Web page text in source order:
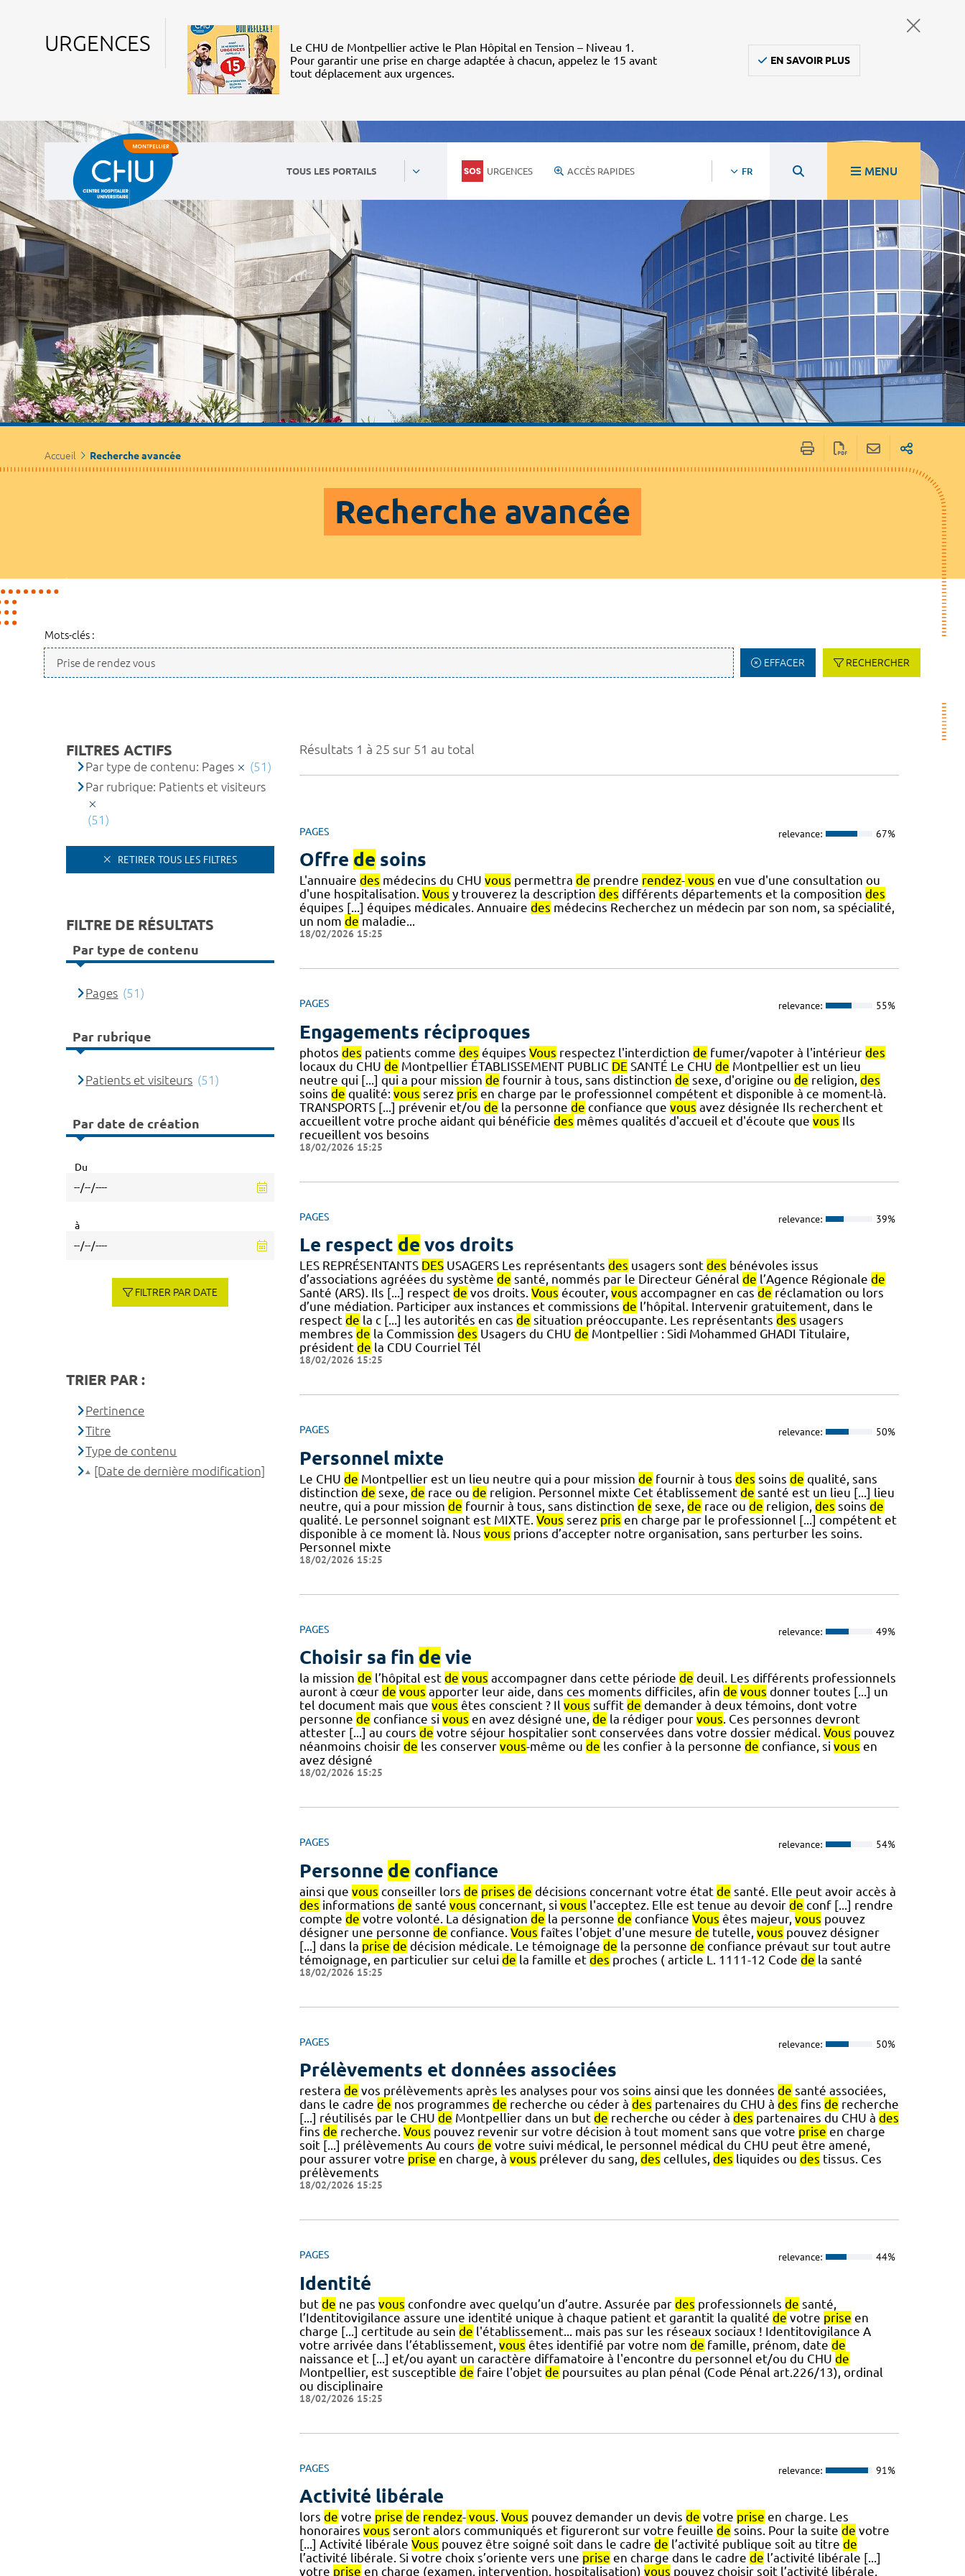
URGENCES
Le CHU de Montpellier active le Plan Hôpital en Tension – Niveau 1.
Pour garantir une prise en charge adaptée à chacun, appelez le 15 avant
tout déplacement aux urgences.
EN SAVOIR PLUS
TOUS LES PORTAILS URGENCES ACCÈS RAPIDES FR MENU
Accueil Recherche avancée
Recherche avancée
Mots-clés :
EFFACER RECHERCHER
Résultats 1 à 25 sur 51 au total
PAGES relevance: 67%
Offre de soins
L'annuaire des médecins du CHU vous permettra de prendre rendez- vous en vue d'une consultation ou
d'une hospitalisation. Vous y trouverez la description des différents départements et la composition des
équipes [...] équipes médicales. Annuaire des médecins Recherchez un médecin par son nom, sa spécialité,
un nom de maladie...
18/02/2026 15:25
PAGES relevance: 55%
Engagements réciproques
photos des patients comme des équipes Vous respectez l'interdiction de fumer/vapoter à l'intérieur des
locaux du CHU de Montpellier ÉTABLISSEMENT PUBLIC DE SANTÉ Le CHU de Montpellier est un lieu
neutre qui [...] qui a pour mission de fournir à tous, sans distinction de sexe, d'origine ou de religion, des
soins de qualité: vous serez pris en charge par le professionnel compétent et disponible à ce moment-là.
TRANSPORTS [...] prévenir et/ou de la personne de confiance que vous avez désignée Ils recherchent et
accueillent votre proche aidant qui bénéficie des mêmes qualités d'accueil et d'écoute que vous Ils
recueillent vos besoins
18/02/2026 15:25
PAGES relevance: 39%
Le respect de vos droits
LES REPRÉSENTANTS DESUSAGERS Les représentants des usagers sont des bénévoles issus
d’associations agréées du système de santé, nommés par le Directeur Général de l’Agence Régionale de
Santé (ARS). Ils [...] respect de vos droits. Vous écouter, vous accompagner en cas de réclamation ou lors
d’une médiation. Participer aux instances et commissions de l’hôpital. Intervenir gratuitement, dans le
respect de la c [...] les autorités en cas de situation préoccupante. Les représentants des usagers
membres de la Commission des Usagers du CHU de Montpellier : Sidi Mohammed GHADI Titulaire,
président de la CDU Courriel Tél
18/02/2026 15:25
PAGES relevance: 50%
Personnel mixte
Le CHU de Montpellier est un lieu neutre qui a pour mission de fournir à tous des soins de qualité, sans
distinction de sexe, de race ou de religion. Personnel mixte Cet établissement de santé est un lieu [...] lieu
neutre, qui a pour mission de fournir à tous, sans distinction de sexe, de race ou de religion, des soins de
qualité. Le personnel soignant est MIXTE. Vous serez pris en charge par le professionnel [...] compétent et
disponible à ce moment là. Nous vous prions d’accepter notre organisation, sans perturber les soins.
Personnel mixte
18/02/2026 15:25
PAGES relevance: 49%
Choisir sa fin de vie
la mission de l’hôpital est de vous accompagner dans cette période de deuil. Les différents professionnels
auront à cœur de vous apporter leur aide, dans ces moments difficiles, afin de vous donner toutes [...] un
tel document mais que vous êtes conscient ? Il vous suffit de demander à deux témoins, dont votre
personne de confiance si vous en avez désigné une, de la rédiger pour vous. Ces personnes devront
attester [...] au cours de votre séjour hospitalier sont conservées dans votre dossier médical. Vous pouvez
néanmoins choisir de les conserver vous-même ou de les confier à la personne de confiance, si vous en
avez désigné
18/02/2026 15:25
PAGES relevance: 54%
Personne de confiance
ainsi que vous conseiller lors de prises de décisions concernant votre état de santé. Elle peut avoir accès à
des informations de santé vous concernant, si vous l'acceptez. Elle est tenue au devoir de conf [...] rendre
compte de votre volonté. La désignation de la personne de confiance Vous êtes majeur, vous pouvez
désigner une personne de confiance. Vous faîtes l'objet d'une mesure de tutelle, vous pouvez désigner
[...] dans la prise de décision médicale. Le témoignage de la personne de confiance prévaut sur tout autre
témoignage, en particulier sur celui de la famille et des proches ( article L. 1111-12 Code de la santé
18/02/2026 15:25
PAGES relevance: 50%
Prélèvements et données associées
restera de vos prélèvements après les analyses pour vos soins ainsi que les données de santé associées,
dans le cadre de nos programmes de recherche ou céder à des partenaires du CHU à des fins de recherche
[...] réutilisés par le CHU de Montpellier dans un but de recherche ou céder à des partenaires du CHU à des
fins de recherche. Vous pouvez revenir sur votre décision à tout moment sans que votre prise en charge
soit [...] prélèvements Au cours de votre suivi médical, le personnel médical du CHU peut être amené,
pour assurer votre prise en charge, à vous prélever du sang, des cellules, des liquides ou des tissus. Ces
prélèvements
18/02/2026 15:25
PAGES relevance: 44%
Identité
but de ne pas vous confondre avec quelqu’un d’autre. Assurée par des professionnels de santé,
l’Identitovigilance assure une identité unique à chaque patient et garantit la qualité de votre prise en
charge [...] certitude au sein de l'établissement... mais pas sur les réseaux sociaux ! Identitovigilance A
votre arrivée dans l’établissement, vous êtes identifié par votre nom de famille, prénom, date de
naissance et [...] et/ou ayant un caractère diffamatoire à l'encontre du personnel et/ou du CHU de
Montpellier, est susceptible de faire l'objet de poursuites au plan pénal (Code Pénal art.226/13), ordinal
ou disciplinaire
18/02/2026 15:25
PAGES relevance: 91%
Activité libérale
lors de votre prise de rendez- vous. Vous pouvez demander un devis de votre prise en charge. Les
honoraires vous seront alors communiqués et figureront sur votre feuille de soins. Pour la suite de votre
[...] Activité libérale Vous pouvez être soigné soit dans le cadre de l’activité publique soit au titre de
l’activité libérale. Si votre choix s’oriente vers une prise en charge dans le cadre de l’activité libérale [...]
votre prise en charge (examen, intervention, hospitalisation) vous pouvez choisir soit l’activité libérale,
FILTRES ACTIFS
Par type de contenu: Pages
(51)
Par rubrique: Patients et visiteurs
(51)
RETIRER TOUS LES FILTRES
FILTRE DE RÉSULTATS
Par type de contenu
Pages (51)
Par rubrique
Patients et visiteurs (51)
Par date de création
Du
à
FILTRER PAR DATE
TRIER PAR :
Pertinence
Titre
Type de contenu
[Date de dernière modification]